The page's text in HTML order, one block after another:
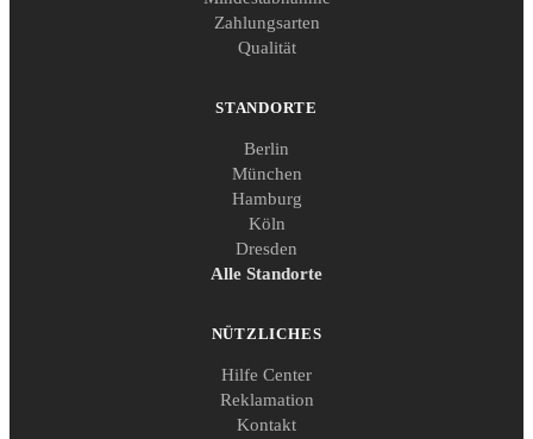
Zahlungsarten
Qualität
STANDORTE
Berlin
München
Hamburg
Köln
Dresden
Alle Standorte
NÜTZLICHES
Hilfe Center
Reklamation
Kontakt